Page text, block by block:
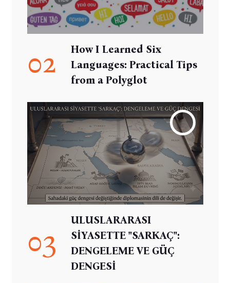
02
How I Learned Six
Languages: Practical Tips
from a Polyglot
03
ULUSLARARASI
SİYASETTE "SARKAÇ":
DENGELEME VE GÜÇ
DENGESİ